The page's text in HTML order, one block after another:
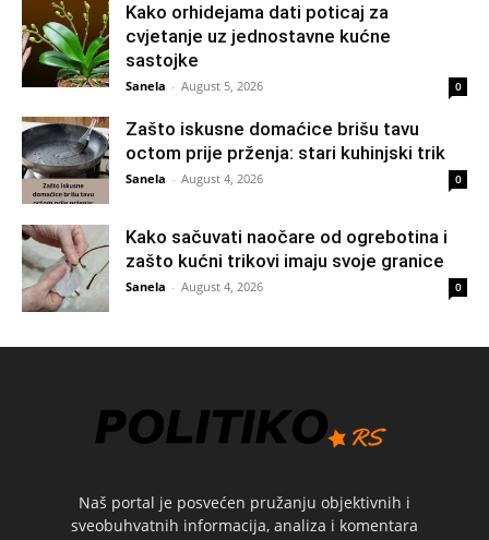
Kako orhidejama dati poticaj za
cvjetanje uz jednostavne kućne
sastojke
Sanela - August 5, 2026 0
Zašto iskusne domaćice brišu tavu
octom prije prženja: stari kuhinjski trik
Sanela - August 4, 2026 0
Kako sačuvati naočare od ogrebotina i
zašto kućni trikovi imaju svoje granice
Sanela - August 4, 2026 0
Naš portal je posvećen pružanju objektivnih i
sveobuhvatnih informacija, analiza i komentara